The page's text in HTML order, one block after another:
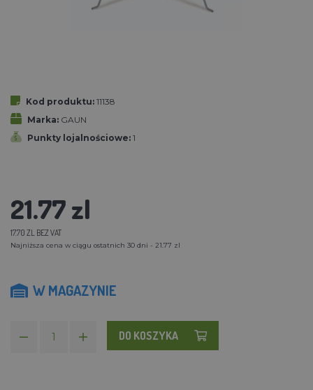
Kod produktu: 11138
Marka: GAUN
Punkty lojalnościowe: 1
21.77 zl
17.70 ZL BEZ VAT
Najniższa cena w ciągu ostatnich 30 dni - 21.77 zl
W MAGAZYNIE
DO KOSZYKA